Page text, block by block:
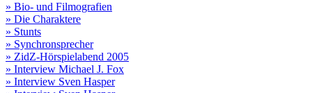
» Bio- und Filmografien
» Die Charaktere
» Stunts
» Synchronsprecher
» ZidZ-Hörspielabend 2005
» Interview Michael J. Fox
» Interview Sven Hasper